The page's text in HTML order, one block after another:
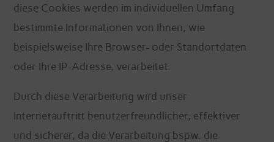
diese Cookies werden im individuellen Umfang
bestimmte Informationen von Ihnen, wie
beispielsweise Ihre Browser- oder Standortdaten
oder Ihre IP-Adresse, verarbeitet.
Durch diese Verarbeitung wird unser
Internetauftritt benutzerfreundlicher, effektiver
und sicherer, da die Verarbeitung bspw. die